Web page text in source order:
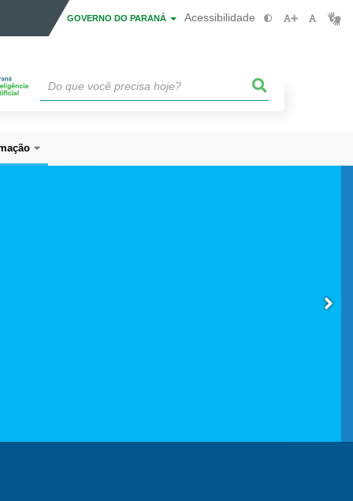
GOVERNO DO PARANÁ Acessibilidade